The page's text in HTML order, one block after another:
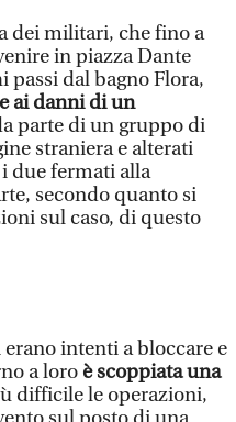
dei militari, che fino a
in piazza Dante
passi dal bagno Flora,
ai danni di un
parte di un gruppo di
straniera e alterati
due fermati alla
secondo quanto si
sul caso, di questo
intenti a bloccare e
a loro è scoppiata una
difficile le operazioni,